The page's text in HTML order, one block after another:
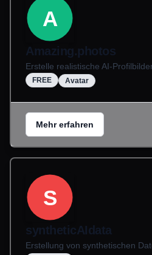
A
Amazing.photos
Erstelle realistische AI-
FREE Avatar
Mehr erfahren
S
syntheticAIdata
Erstellung von synthetischen